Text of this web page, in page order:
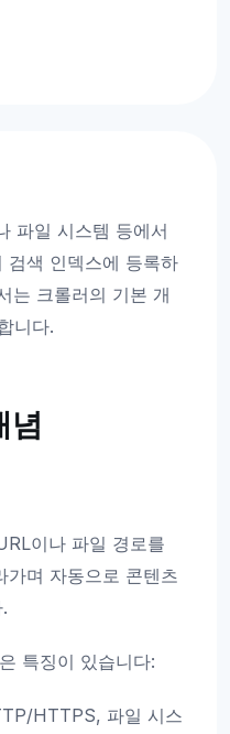
파일 시스템 등에서
검색 인덱스에 등록하
는 크롤러의 기본 개
니다.
념
이나 파일 경로를
가며 자동으로 콘텐츠
특징이 있습니다:
HTTPS, 파일 시스